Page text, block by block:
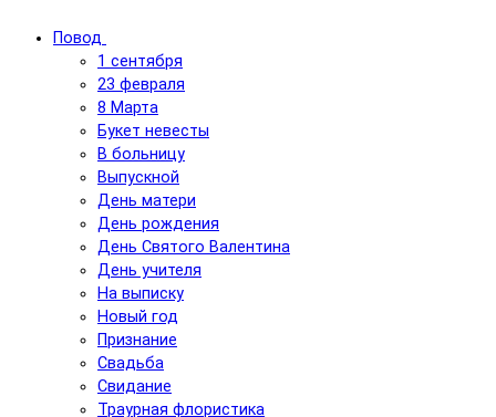
Повод
1 сентября
23 февраля
8 Марта
Букет невесты
В больницу
Выпускной
День матери
День рождения
День Святого Валентина
День учителя
На выписку
Новый год
Признание
Свадьба
Свидание
Траурная флористика